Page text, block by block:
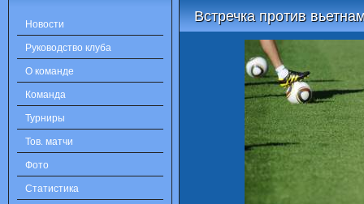
Новости
Руководство клуба
О команде
Команда
Турниры
Тов. матчи
Фото
Статистика
Встречка против